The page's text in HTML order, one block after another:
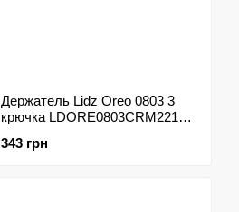
Держатель Lidz Oreo 0803 3
крючка LDORE0803CRM22174
343 грн